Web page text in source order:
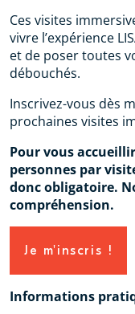
Ces visites
vivre l’expérience
et de poser toutes
débouchés.
Inscrivez-vous dès
prochaines visites
Pour vous
personnes par
donc obligatoire.
compréhension.
Je m'inscris !
Informations